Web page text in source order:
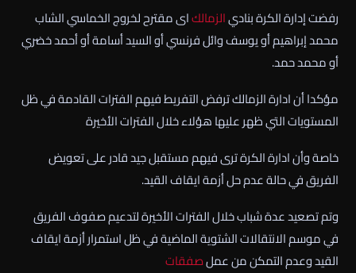
رفضت إدارة الكرة بناديالزمالكاى مقترح لخروج الخماسي الشاب
محمد إبراهيم أو يوسف وائل فرنسي أو السيد أسامة أو أحمد خضري
أو محمد حمد.
مؤكدا أن ادارة الزمالك ترفض التفريط فيهم الفترات القادمة في ظل
المستويات التي ظهر عليها هؤلاء خلال الفترات الأخيرة
خاصة وأن ادارة الكرة ترى فيهم مستقبل جيد قادر على تعويض
الفريق في حالة عدم حل أزمة ايقاف القيد.
وتم تصعيد عدة شباب خلال الفترات الأخيرة لتدعيم صفوف الفريق
في موسم الانتقالات الشتوية الماضية في ظل استمرار أزمة ايقاف
القيد وعدم التمكن من عملصفقات